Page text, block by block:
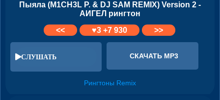
Пыяла (M1CH3L P. & DJ SAM REMIX) Version 2 -
АИГЕЛ рингтон
<<
♥3 +7 930 >>
СЛУШАТЬ СКАЧАТЬ MP3
Рингтоны Remix